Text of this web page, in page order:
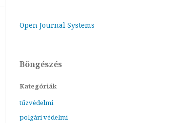
Open Journal Systems
Böngészés
Kategóriák
tűzvédelmi
polgári védelmi